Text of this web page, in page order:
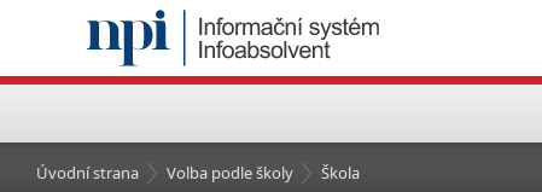
Úvodní strana Volba podle školy Škola